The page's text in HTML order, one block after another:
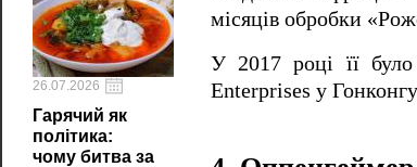
26.07.2026
Гарячий як
політика:
чому битва за
місяців обробки
У 2017 році її
Enterprises у